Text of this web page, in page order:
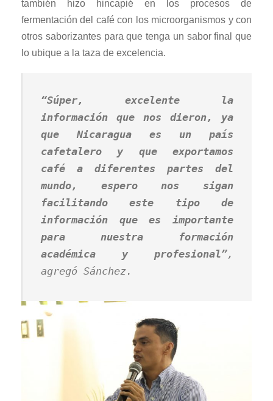
también hizo hincapié en los procesos de
fermentación del café con los microorganismos y con
otros saborizantes para que tenga un sabor final que
lo ubique a la taza de excelencia.
“Súper, excelente la
información que nos dieron, ya
que Nicaragua es un país
cafetalero y que exportamos
café a diferentes partes del
mundo, espero nos sigan
facilitando este tipo de
información que es importante
para nuestra formación
académica y profesional”,
agregó Sánchez.